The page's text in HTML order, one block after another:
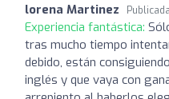
lorena Martinez
Experiencia fantástica:
tras mucho tiempo
debido, están
inglés y que vaya con